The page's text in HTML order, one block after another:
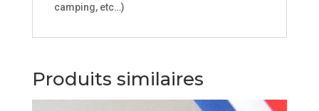
camping, etc…)
Produits similaires